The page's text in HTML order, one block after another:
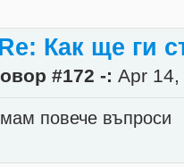
Как ще ги
#172 -: Apr
повече въпроси